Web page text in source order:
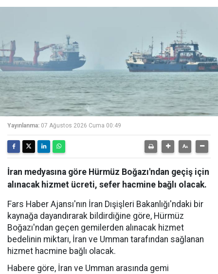
Yayınlanma: 07 Ağustos 2026 Cuma 00:49
İran medyasına göre Hürmüz Boğazı'ndan geçiş için
alınacak hizmet ücreti, sefer hacmine bağlı olacak.
Fars Haber Ajansı'nın İran Dışişleri Bakanlığı'ndaki bir
kaynağa dayandırarak bildirdiğine göre, Hürmüz
Boğazı'ndan geçen gemilerden alınacak hizmet
bedelinin miktarı, İran ve Umman tarafından sağlanan
hizmet hacmine bağlı olacak.
Habere göre, İran ve Umman arasında gemi